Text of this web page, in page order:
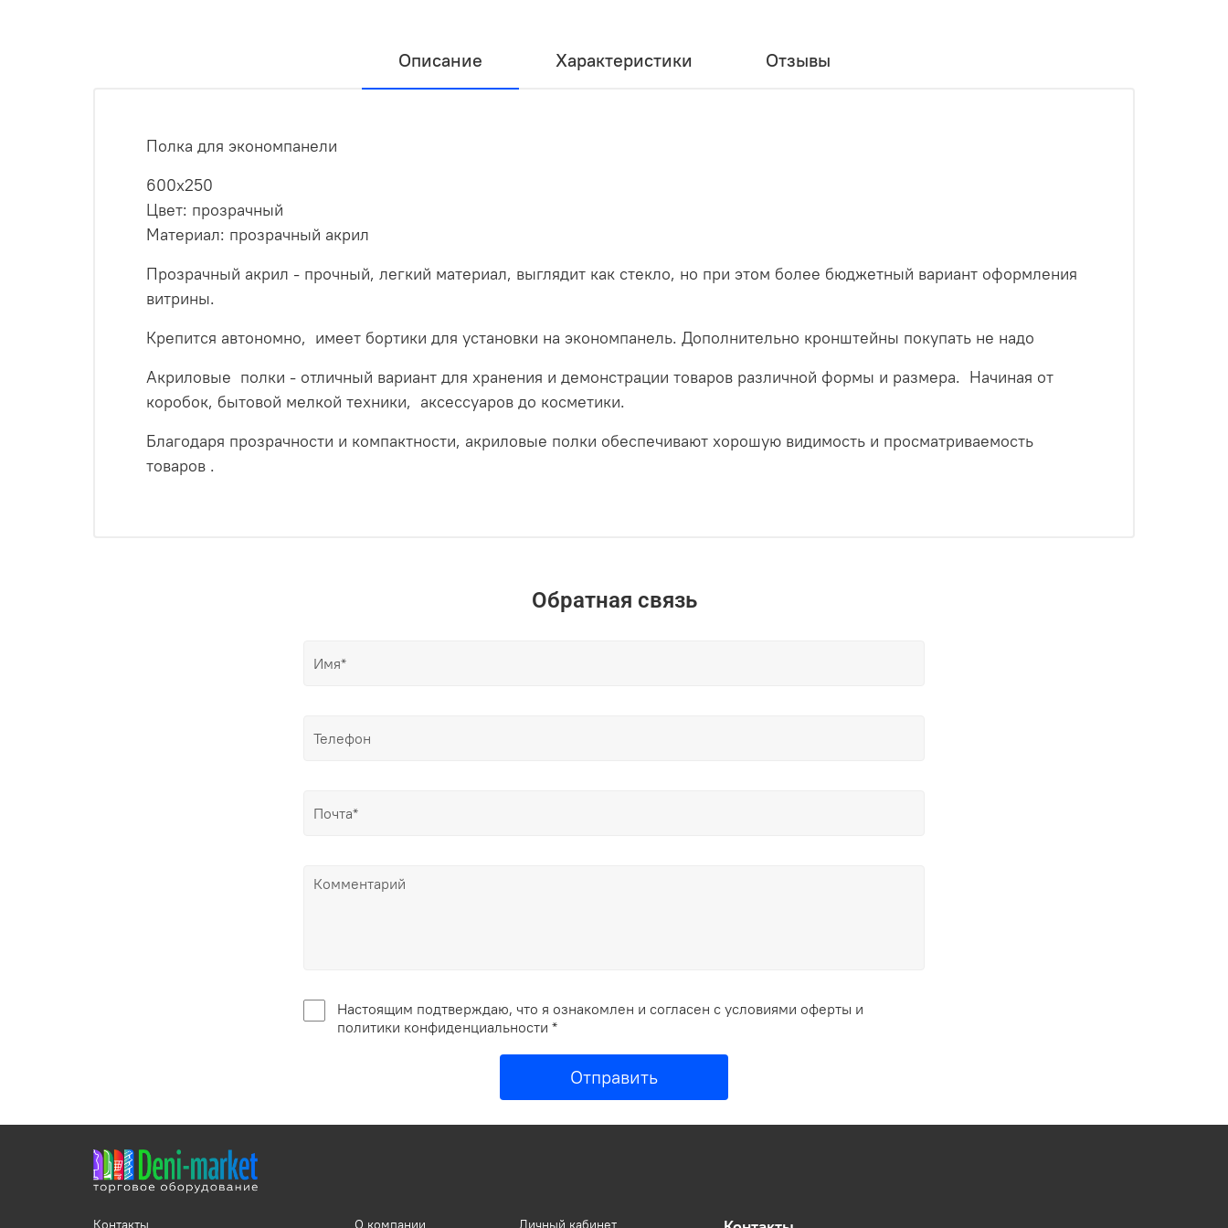
Описание Характеристики Отзывы
Полка для экономпанели
600x250
Цвет: прозрачный
Материал: прозрачный акрил
Прозрачный акрил - прочный, легкий материал, выглядит как стекло, но при этом более бюджетный вариант оформления
витрины.
Крепится автономно, имеет бортики для установки на экономпанель. Дополнительно кронштейны покупать не надо
Акриловые полки - отличный вариант для хранения и демонстрации товаров различной формы и размера. Начиная от
коробок, бытовой мелкой техники, аксессуаров до косметики.
Благодаря прозрачности и компактности, акриловые полки обеспечивают хорошую видимость и просматриваемость
товаров .
Обратная связь
Настоящим подтверждаю, что я ознакомлен и согласен с условиями оферты и
политики конфиденциальности *
Отправить
Контакты О компании Личный кабинет